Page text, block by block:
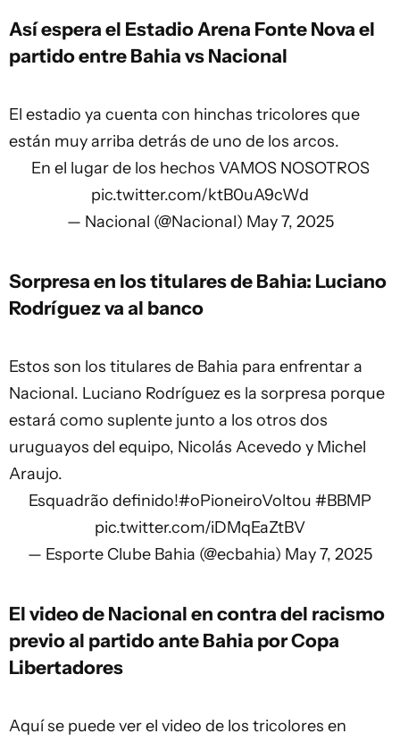
Así espera el Estadio Arena Fonte Nova el
partido entre Bahia vs Nacional
El estadio ya cuenta con hinchas tricolores que
están muy arriba detrás de uno de los arcos.
En el lugar de los hechos VAMOS NOSOTROS
pic.twitter.com/ktB0uA9cWd
— Nacional (@Nacional) May 7, 2025
Sorpresa en los titulares de Bahia: Luciano
Rodríguez va al banco
Estos son los titulares de Bahia para enfrentar a
Nacional. Luciano Rodríguez es la sorpresa porque
estará como suplente junto a los otros dos
uruguayos del equipo, Nicolás Acevedo y Michel
Araujo.
Esquadrão definido!#oPioneiroVoltou #BBMP
pic.twitter.com/iDMqEaZtBV
— Esporte Clube Bahia (@ecbahia) May 7, 2025
El video de Nacional en contra del racismo
previo al partido ante Bahia por Copa
Libertadores
Aquí se puede ver el video de los tricolores en